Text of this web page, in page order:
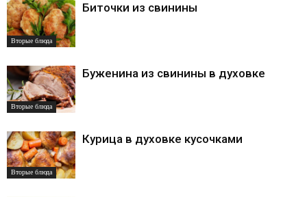
Вторые блюда
Биточки из свинины
Вторые блюда
Буженина из свинины в духовке
Вторые блюда
Курица в духовке кусочками